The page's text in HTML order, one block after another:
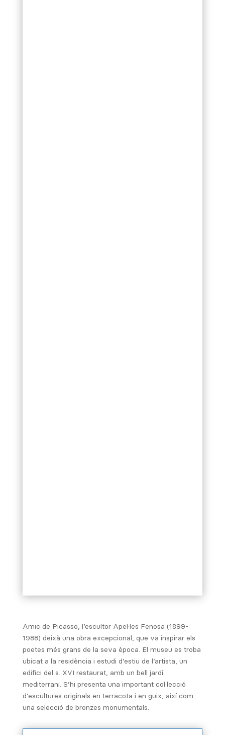
Amic de Picasso, l’escultor Apel·les Fenosa (1899-
1988) deixà una obra excepcional, que va inspirar els
poetes més grans de la seva època. El museu es troba
ubicat a la residència i estudi d’estiu de l’artista, un
edifici del s. XVI restaurat, amb un bell jardí
mediterrani. S’hi presenta una important col·lecció
d’escultures originals en terracota i en guix, així com
una selecció de bronzes monumentals.